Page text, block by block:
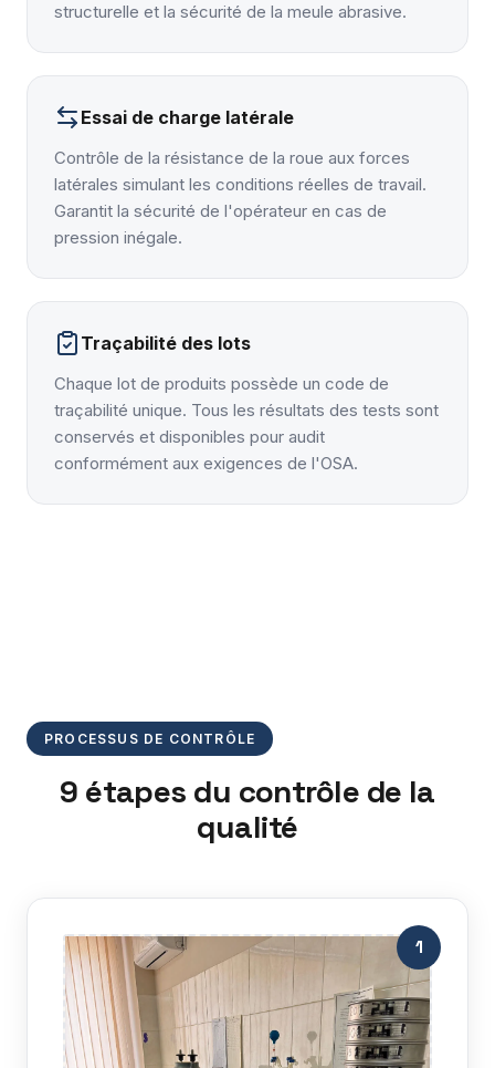
structurelle et la sécurité de la meule abrasive.
Essai de charge latérale
Contrôle de la résistance de la roue aux forces
latérales simulant les conditions réelles de travail.
Garantit la sécurité de l'opérateur en cas de
pression inégale.
Traçabilité des lots
Chaque lot de produits possède un code de
traçabilité unique. Tous les résultats des tests sont
conservés et disponibles pour audit
conformément aux exigences de l'OSA.
PROCESSUS DE CONTRÔLE
9 étapes du contrôle de la
qualité
1